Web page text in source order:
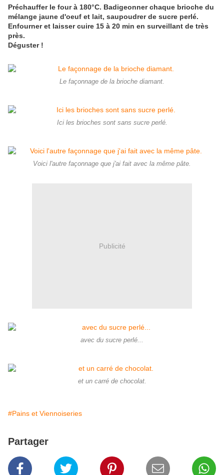
Préchauffer le four à 180°C. Badigeonner chaque brioche du
mélange jaune d'oeuf et lait, saupoudrer de sucre perlé.
Enfourner et laisser cuire 15 à 20 min en surveillant de très
près.
Déguster !
Le façonnage de la brioche diamant.
Ici les brioches sont sans sucre perlé.
Voici l'autre façonnage que j'ai fait avec la même pâte.
Publicité
avec du sucre perlé...
et un carré de chocolat.
#Pains et Viennoiseries
Partager